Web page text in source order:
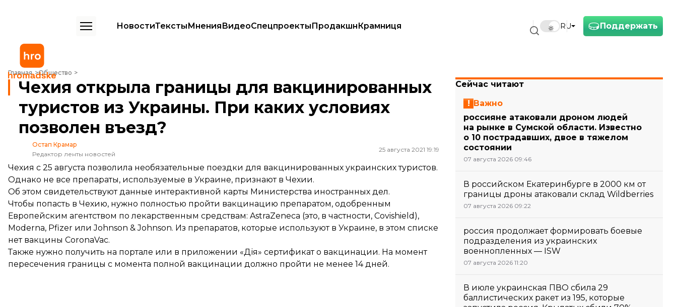
Поддержать
RU
НовостиТекстыМненияВидеоСпецпроектыПродакшнКрамниця
Главная Общество
Чехия открыла границы для вакцинированных туристов из Украины. При каких условиях позволен въезд?
Чехия открыла границы для вакцинированных
туристов из Украины. При каких условиях
позволен въезд?
Остап Крамар
Редактор ленты новостей
25 августа 2021 19:19
Чехия с 25 августа позволила необязательные поездки для вакцинированных украинских туристов.
Однако не все препараты, используемые в Украине, признают в Чехии.
Об этом свидетельствуютданные интерактивной карты Министерства иностранных дел.
Чтобы попасть в Чехию, нужно полностью пройти вакцинацию препаратом, одобренным
Европейским агентством по лекарственным средствам: AstraZeneca (это, в частности, Covishield),
Moderna, Pfizer или Johnson & Johnson. Из препаратов, которые используют в Украине, в этом списке
нет вакцины CoronaVac.
Также нужно получить на портале или в приложении «Дія» сертификат о вакцинации. На момент
пересечения границы с момента полной вакцинации должно пройти не менее 14 дней.
Сейчас читают
Важно
россияне атаковали дроном людей
на рынке в Сумской области. Известно
о 10 пострадавших, двое в тяжелом
состоянии
07 августа 2026 09:46
В российском Екатеринбурге в 2000 км от
границы дроны атаковали склад Wildberries
07 августа 2026 09:22
россия продолжает формировать боевые
подразделения из украинских
военнопленных — ISW
07 августа 2026 11:20
В июле украинская ПВО сбила 29
баллистических ракет из 195, которые